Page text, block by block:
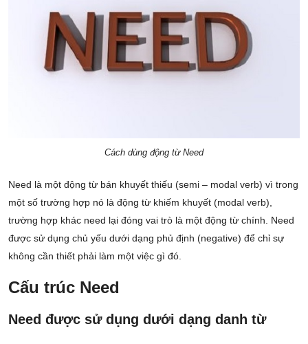
Cách dùng động từ Need
Need là một động từ bán khuyết thiếu (semi – modal verb) vì trong
một số trường hợp nó là động từ khiếm khuyết (modal verb),
trường hợp khác need lại đóng vai trò là một động từ chính. Need
được sử dụng chủ yếu dưới dạng phủ định (negative) để chỉ sự
không cần thiết phải làm một việc gì đó.
Cấu trúc Need
Need được sử dụng dưới dạng danh từ